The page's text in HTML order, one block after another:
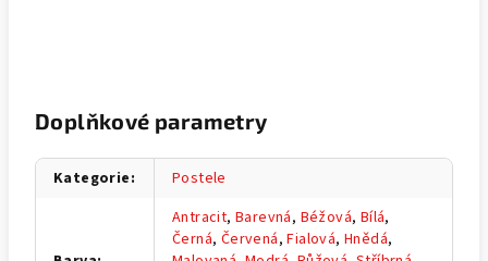
Doplňkové parametry
Kategorie: Postele
Antracit,Barevná, Béžová, Bílá,
Černá, Červená,Fialová,Hnědá,